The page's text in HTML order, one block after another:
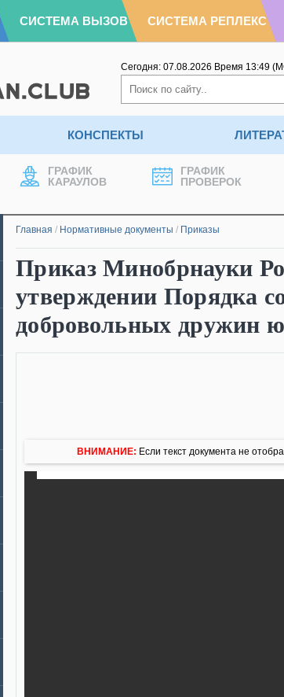
СИСТЕМА ВЫЗОВ СИСТЕМА РЕПЛЕКС
Сегодня: 07.08.2026 Время 13:49
КОНСПЕКТЫ
ГРАФИК
КАРАУЛОВ
ГРАФИК
ПРОВЕРОК
Главная / Нормативные документы / Приказы
Приказ Минобрнауки
утверждении Порядка
добровольных дружин
ВНИМАНИЕ: Если текст документа не